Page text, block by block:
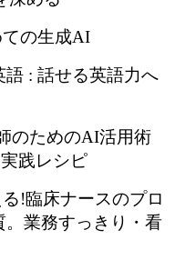
の生成AI
語 : 話せる英語力へ
のためのAI活用術
践レシピ
!臨床ナースのプロ
。業務すっきり・看